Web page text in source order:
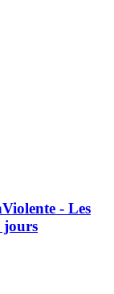
- Les
jours